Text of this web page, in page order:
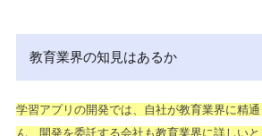
教育業界の知見はあるか
学習アプリの開発では、自社が教育業界に精
ん、開発を委託する会社も教育業界に詳しいと